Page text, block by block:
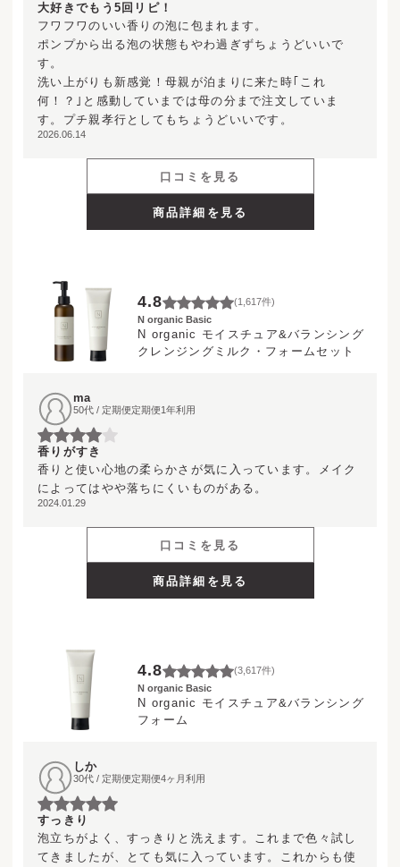
大好きでもう5回リピ！
フワフワのいい香りの泡に包まれます。
ポンプから出る泡の状態もやわ過ぎずちょうどいいで
す。
洗い上がりも新感覚！母親が泊まりに来た時｢これ
何！？｣と感動していまでは母の分まで注文していま
す。プチ親孝行としてもちょうどいいです。
2026.06.14
口コミを見る
商品詳細を見る
4.8 (1,617件)
N organic Basic
N organic モイスチュア&バランシング
クレンジングミルク・フォームセット
ma
50代 / 定期便定期便1年利用
香りがすき
香りと使い心地の柔らかさが気に入っています。メイク
によってはやや落ちにくいものがある。
2024.01.29
口コミを見る
商品詳細を見る
4.8 (3,617件)
N organic Basic
N organic モイスチュア&バランシング
フォーム
しか
30代 / 定期便定期便4ヶ月利用
すっきり
泡立ちがよく、すっきりと洗えます。これまで色々試し
てきましたが、とても気に入っています。これからも使